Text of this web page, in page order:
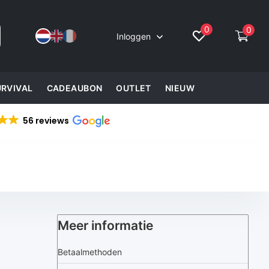
Inloggen
0 0
CADEAUBON OUTLET NIEUW
56 reviews
Meer informatie
Betaalmethoden